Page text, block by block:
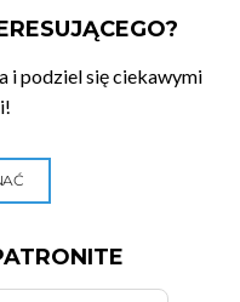
i podziel się ciekawymi